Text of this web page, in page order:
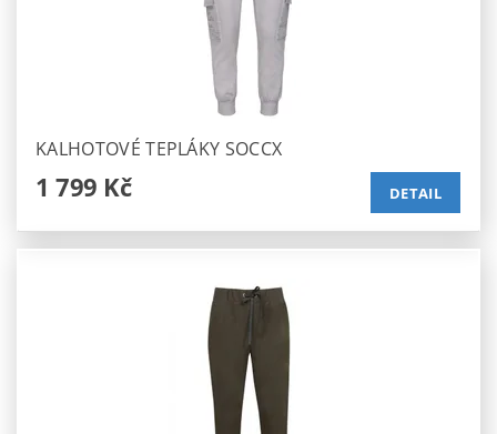
KALHOTOVÉ TEPLÁKY SOCCX
1 799 Kč DETAIL